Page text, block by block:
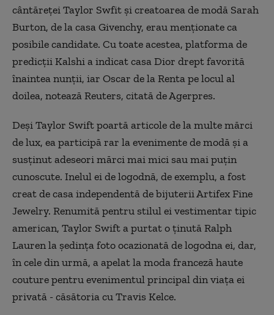
cântăreţei Taylor Swfit şi creatoarea de modă Sarah
Burton, de la casa Givenchy, erau menţionate ca
posibile candidate. Cu toate acestea, platforma de
predicţii Kalshi a indicat casa Dior drept favorită
înaintea nunţii, iar Oscar de la Renta pe locul al
doilea, notează Reuters, citată de Agerpres.
Deşi Taylor Swift poartă articole de la multe mărci
de lux, ea participă rar la evenimente de modă şi a
susţinut adeseori mărci mai mici sau mai puţin
cunoscute. Inelul ei de logodnă, de exemplu, a fost
creat de casa independentă de bijuterii Artifex Fine
Jewelry. Renumită pentru stilul ei vestimentar tipic
american, Taylor Swift a purtat o ţinută Ralph
Lauren la şedinţa foto ocazionată de logodna ei, dar,
în cele din urmă, a apelat la moda franceză haute
couture pentru evenimentul principal din viaţa ei
privată - căsătoria cu Travis Kelce.